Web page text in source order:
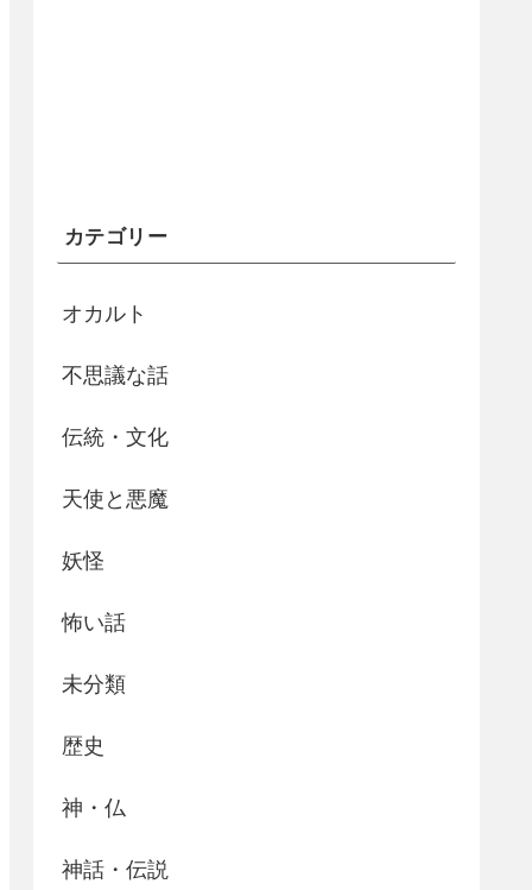
カテゴリー
オカルト
不思議な話
伝統・文化
天使と悪魔
妖怪
怖い話
未分類
歴史
神・仏
神話・伝説